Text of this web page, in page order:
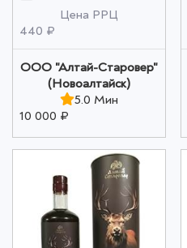
Цена РРЦ
440 ₽
ООО "Алтай-Старовер"
(Новоалтайск)
5.0 Мин
10 000 ₽